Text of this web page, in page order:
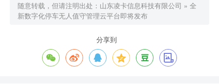
随意转载，但请注明出处： 山东凌卡信息科技有限公司 » 全
新数字化停车无人值守管理云平台即将发布
分享到
     